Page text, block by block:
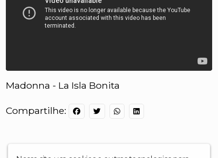
Madonna - La Isla Bonita
Compartilhe: